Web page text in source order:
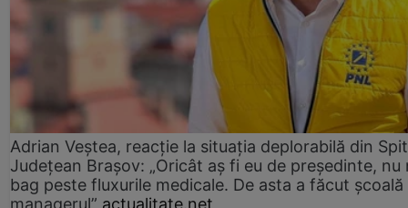
Adrian Veștea, reacție la situația deplorabilă din
Județean Brașov: „Oricât aș fi eu de președinte, nu
bag peste fluxurile medicale. De asta a făcut școală
managerul” actualitate.net